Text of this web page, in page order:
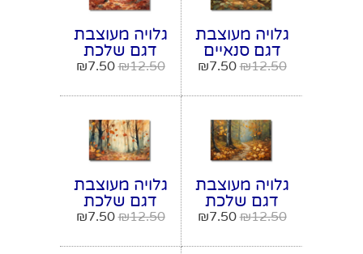
גלויה מעוצבת
דגם סנאיים
ביער מודל
₪12.50
₪7.50
גלויה מעוצבת
דגם שלכת
ביער מודל
₪12.50
₪7.50
גלויה מעוצבת
דגם שלכת
ביער מודל
₪12.50
₪7.50
גלויה מעוצבת
דגם שלכת
ביער מודל
₪12.50
₪7.50